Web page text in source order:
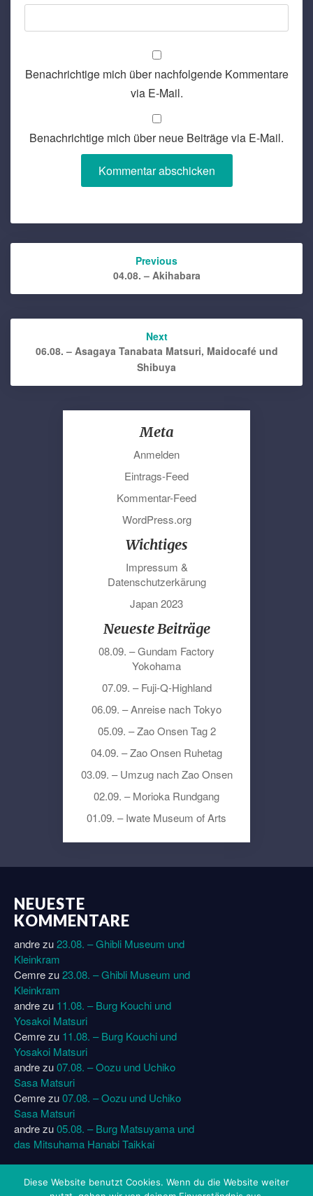
Benachrichtige mich über nachfolgende Kommentare
via E-Mail.
Benachrichtige mich über neue Beiträge via E-Mail.
Post
Previous
04.08. – Akihabara
Next
06.08. – Asagaya Tanabata Matsuri, Maidocafé und
Shibuya
Meta
Anmelden
Eintrags-Feed
Kommentar-Feed
WordPress.org
Wichtiges
Impressum &
Datenschutzerkärung
Japan 2023
Neueste Beiträge
08.09. – Gundam Factory
Yokohama
07.09. – Fuji-Q-Highland
06.09. – Anreise nach Tokyo
05.09. – Zao Onsen Tag 2
04.09. – Zao Onsen Ruhetag
03.09. – Umzug nach Zao Onsen
02.09. – Morioka Rundgang
01.09. – Iwate Museum of Arts
NEUESTE
KOMMENTARE
andrezu23.08. – Ghibli Museum und
Kleinkram
Cemrezu23.08. – Ghibli Museum und
Kleinkram
andrezu 11.08. – Burg Kouchi und
Yosakoi Matsuri
Cemrezu 11.08. – Burg Kouchi und
Yosakoi Matsuri
andrezu07.08. – Oozu und Uchiko
Sasa Matsuri
Cemrezu07.08. – Oozu und Uchiko
Sasa Matsuri
andrezu05.08. – Burg Matsuyama und
das Mitsuhama Hanabi Taikkai
Diese Website benutzt Cookies. Wenn du die Website weiter